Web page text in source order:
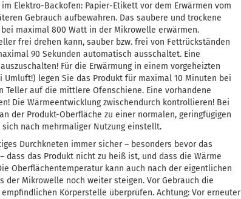
Elektro-Backofen: Papier-Etikett vor dem Erwärmen vom
Gebrauch aufbewahren. Das saubere und trockene
maximal 800 Watt in der Mikrowelle erwärmen.
frei drehen kann, sauber bzw. frei von Fettrückständen
90 Sekunden automatisch ausschaltet. Eine
Für die Erwärmung in einem vorgeheizten
Umluft!) legen Sie das Produkt für maximal 10 Minuten bei
Teller auf die mittlere Ofenschiene. Eine vorhandene
Die Wärmeentwicklung zwischendurch kontrollieren! Bei
der Produkt-Oberfläche zu einer normalen, geringfügigen
nach mehrmaliger Nutzung einstellt.
Durchkneten immer sicher – besonders bevor das
dass das Produkt nicht zu heiß ist, und dass die Wärme
Oberflächentemperatur kann auch nach der eigentlichen
der Mikrowelle noch weiter steigen. Vor Gebrauch die
Körperstelle überprüfen. Achtung: Vor erneuter